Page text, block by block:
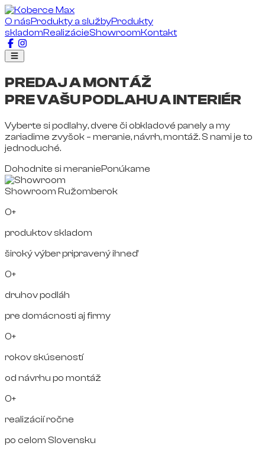
O násProdukty a službyProdukty
skladomRealizácieShowroomKontakt
PREDAJ A MONTÁŽ
PRE VAŠU PODLAHU A INTERIÉR
Vyberte si podlahy, dvere či obkladové panely a my
zariadime zvyšok – meranie, návrh, montáž. S nami je to
jednoduché.
Dohodnite si meraniePonúkame
Showroom Ružomberok
0+
produktov skladom
široký výber pripravený ihneď
0+
druhov podláh
pre domácnosti aj firmy
0+
rokov skúseností
od návrhu po montáž
0+
realizácií ročne
po celom Slovensku